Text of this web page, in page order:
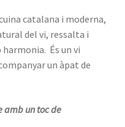
catalana i moderna,
del vi, ressalta i
És un vi
un àpat de
amb un toc de